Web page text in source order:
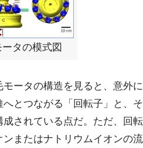
タの模式図
モータの構造を見ると、意外
へとつながる「回転子」と、
成されている点だ。ただ、回
ンまたはナトリウムイオンの